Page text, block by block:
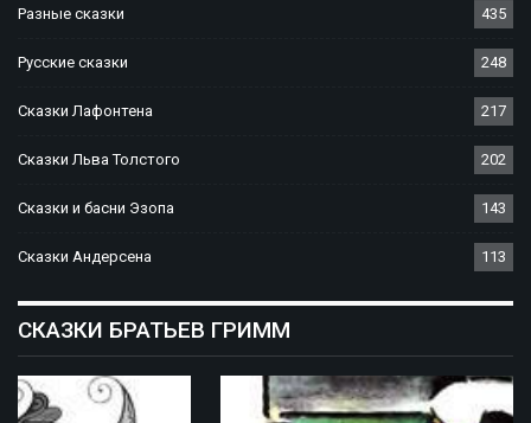
Разные сказки 435
Русские сказки 248
Сказки Лафонтена 217
Сказки Льва Толстого 202
Сказки и басни Эзопа 143
Сказки Андерсена 113
СКАЗКИ БРАТЬЕВ ГРИММ